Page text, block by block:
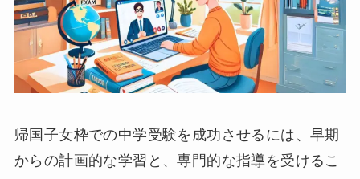
帰国子女枠での中学受験を成功させるには、早期
からの計画的な学習と、専門的な指導を受けるこ